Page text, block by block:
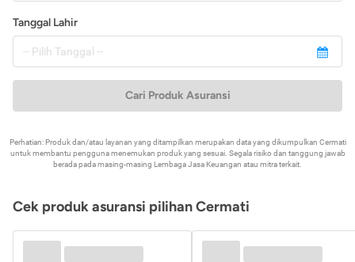
Tanggal Lahir
Cari Produk Asuransi
Perhatian: Produk dan/atau layanan yang ditampilkan merupakan data yang dikumpulkan Cermati
untuk membantu pengguna menemukan produk yang sesuai. Segala risiko dan tanggung jawab
berada pada masing-masing Lembaga Jasa Keuangan atau mitra terkait.
Cek produk asuransi pilihan Cermati